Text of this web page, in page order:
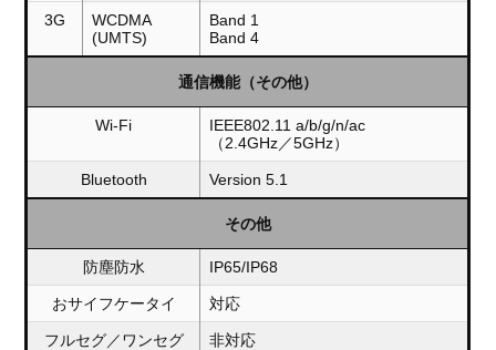
3G
WCDMA
(UMTS)
Band 1
Band 4
通信機能（その他）
Wi-Fi
IEEE802.11 a/b/g/n/ac
（2.4GHz／5GHz）
Bluetooth Version 5.1
その他
防塵防水 IP65/IP68
おサイフケータイ 対応
フルセグ／ワンセグ 非対応